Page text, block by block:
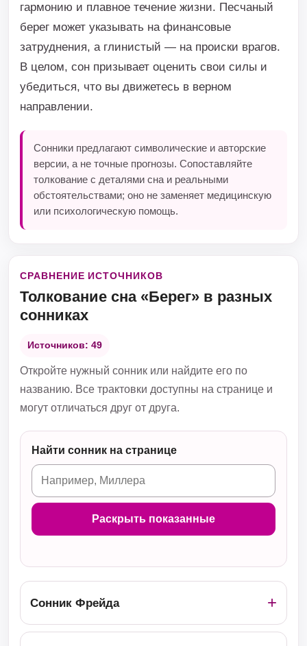
гармонию и плавное течение жизни. Песчаный
берег может указывать на финансовые
затруднения, а глинистый — на происки врагов.
В целом, сон призывает оценить свои силы и
убедиться, что вы движетесь в верном
направлении.
Сонники предлагают символические и авторские
версии, а не точные прогнозы. Сопоставляйте
толкование с деталями сна и реальными
обстоятельствами; оно не заменяет медицинскую
или психологическую помощь.
СРАВНЕНИЕ ИСТОЧНИКОВ
Толкование сна «Берег» в разных
сонниках
Источников: 49
Откройте нужный сонник или найдите его по
названию. Все трактовки доступны на странице и
могут отличаться друг от друга.
Найти сонник на странице
Раскрыть показанные
Сонник Фрейда